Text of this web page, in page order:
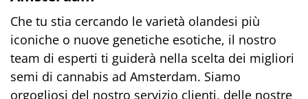
Che tu stia cercando le varietà olandesi più
iconiche o nuove genetiche esotiche, il nostro
team di esperti ti guiderà nella scelta dei migliori
semi di cannabis ad Amsterdam. Siamo
orgogliosi del nostro servizio clienti, delle nostre